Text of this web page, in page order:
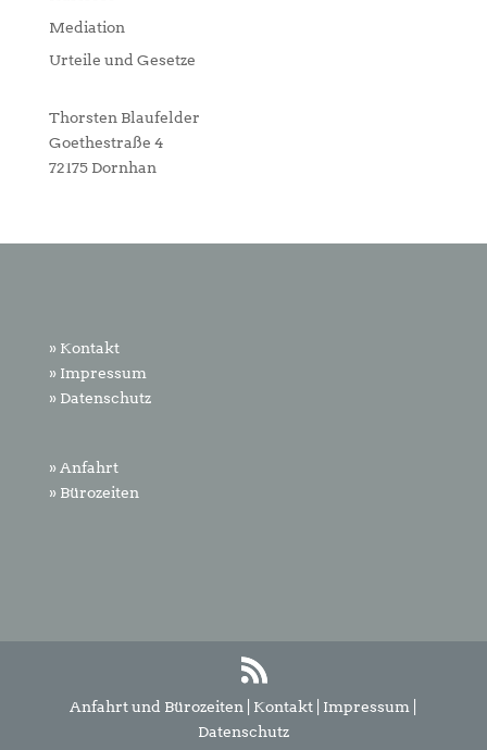
Mediation
Urteile und Gesetze
Thorsten Blaufelder
Goethestraße 4
72175 Dornhan
» Kontakt
» Impressum
» Datenschutz
» Anfahrt
» Bürozeiten
Anfahrt und Bürozeiten Kontakt Impressum
Datenschutz